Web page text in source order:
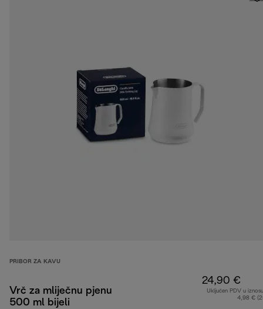
PRIBOR ZA KAVU
Vrč za mliječnu pjenu
500 ml bijeli
24,90 €
Uključen PDV u
4,98 €